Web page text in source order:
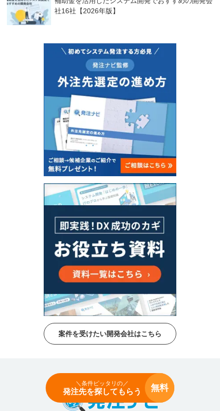
社16社【2026年版】
案件を受けたい開発会社はこちら
即戦力のシステム開発会社を探すなら
＼条件ピッタリの／
発注先を探してもらう 無料